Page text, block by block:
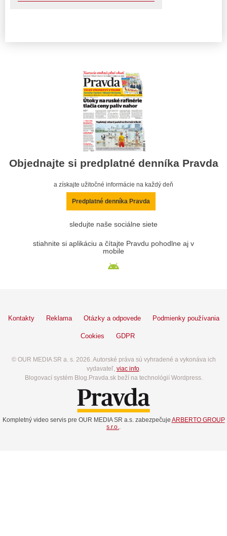
Objednajte si predplatné denníka Pravda
a získajte užitočné informácie na každý deň
Predplatné denníka Pravda
sledujte naše sociálne siete
stiahnite si aplikáciu a čítajte Pravdu pohodlne aj v
mobile
Kontakty Reklama Otázky a odpovede Podmienky používania
Cookies GDPR
© OUR MEDIA SR a. s. 2026. Autorské práva sú vyhradené a vykonáva ich
vydavateľ, viac info.
Blogovací systém Blog.Pravda.sk beží na technológií Wordpress.
Kompletný video servis pre OUR MEDIA SR a.s. zabezpečuje ARBERTO GROUP
s.r.o.